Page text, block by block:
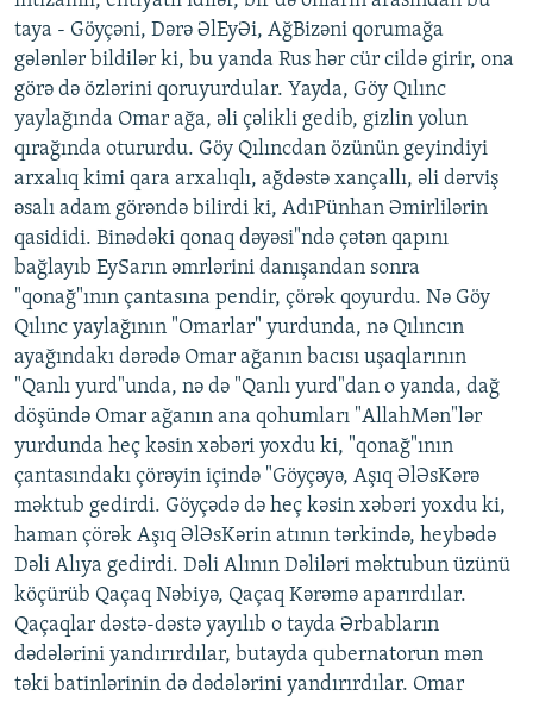
taya - Göyçəni, Dərə ƏlEyƏi, AğBizəni qorumağa
gələnlər bildilər ki, bu yanda Rus hər cür cildə girir, ona
görə də özlərini qoruyurdular. Yayda, Göy Qılınc
yaylağında Omar ağa, əli çəlikli gedib, gizlin yolun
qırağında otururdu. Göy Qılıncdan özünün geyindiyi
arxalıq kimi qara arxalıqlı, ağdəstə xançallı, əli dərviş
əsalı adam görəndə bilirdi ki, AdıPünhan Əmirlilərin
qasididi. Binədəki qonaq dəyəsi"ndə çətən qapını
bağlayıb EySarın əmrlərini danışandan sonra
"qonağ"ının çantasına pendir, çörək qoyurdu. Nə Göy
Qılınc yaylağının "Omarlar" yurdunda, nə Qılıncın
ayağındakı dərədə Omar ağanın bacısı uşaqlarının
"Qanlı yurd"unda, nə də "Qanlı yurd"dan o yanda, dağ
döşündə Omar ağanın ana qohumları "AllahMən"lər
yurdunda heç kəsin xəbəri yoxdu ki, "qonağ"ının
çantasındakı çörəyin içində "Göyçəyə, Aşıq ƏlƏsKərə
məktub gedirdi. Göyçədə də heç kəsin xəbəri yoxdu ki,
haman çörək Aşıq ƏlƏsKərin atının tərkində, heybədə
Dəli Alıya gedirdi. Dəli Alının Dəliləri məktubun üzünü
köçürüb Qaçaq Nəbiyə, Qaçaq Kərəmə aparırdılar.
Qaçaqlar dəstə-dəstə yayılıb o tayda Ərbabların
dədələrini yandırırdılar, butayda qubernatorun mən
təki batinlərinin də dədələrini yandırırdılar. Omar